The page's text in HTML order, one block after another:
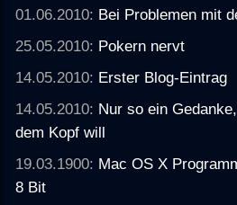
01.06.2010: Bei Problemen mit
25.05.2010: Pokern nervt
14.05.2010: Erster Blog-Eintrag
14.05.2010: Nur so ein
dem Kopf will
19.03.1900: Mac OS X
8 Bit